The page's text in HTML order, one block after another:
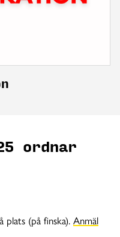
ordnar
plats (på finska). Anmäl